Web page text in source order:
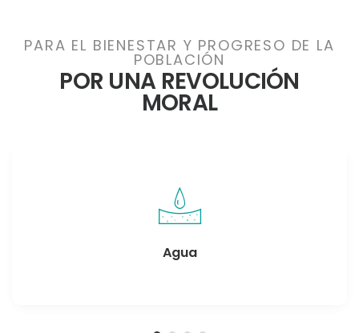
PARA EL BIENESTAR Y PROGRESO DE LA
POBLACIÓN
POR UNA REVOLUCIÓN
MORAL
Agua